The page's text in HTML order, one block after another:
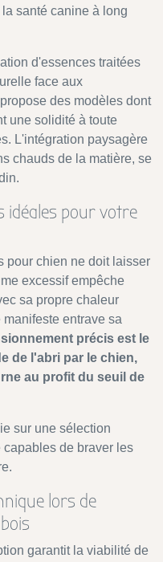
santé canine à long
d'essences traitées
face aux
des modèles dont
une solidité à toute
L'intégration paysagère
chauds de la matière, se
idéales pour votre
pour chien ne doit laisser
excessif empêche
sa propre chaleur
entrave sa
précis est le
de l'abri par le chien,
au profit du seuil de
sur une sélection
de braver les
lors de
garantit la viabilité de